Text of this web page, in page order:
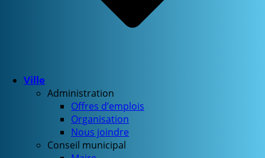
Ville
Administration
Offres d’emplois
Organisation
Nous joindre
Conseil municipal